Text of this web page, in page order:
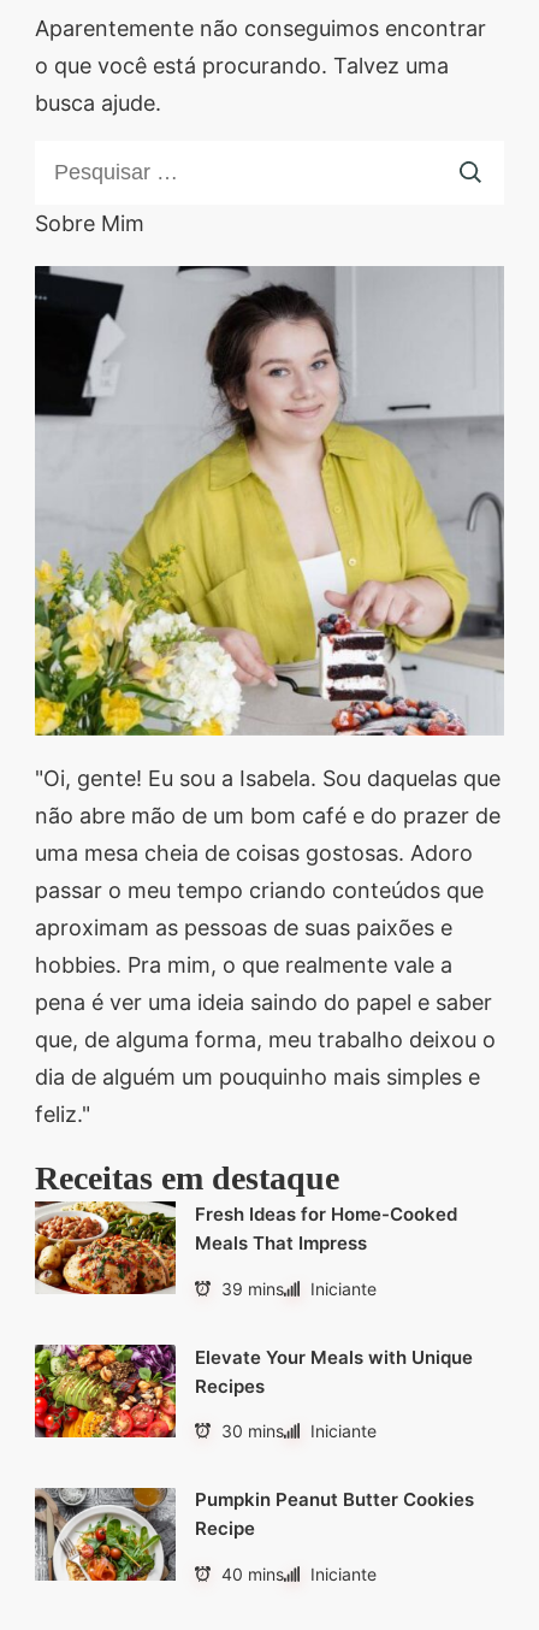
Descubra sobremesas
que vão facilitar sua
um almoço delicioso,
um jantar especial ou
sobremesas de dar água
na boca? Nós temos
tudo o que você
precisa! Explore nosso
site e descubra técnicas
culinárias incríveis,
segredos valiosos e
receitas rápidas e fáceis
que vão impressionar
todos ao seu redor.
Transforme suas
agora mesmo!
Aparentemente não conseguimos encontrar
o que você está procurando. Talvez uma
busca ajude.
Sobre Mim
"Oi, gente! Eu sou a Isabela. Sou daquelas que
não abre mão de um bom café e do prazer de
uma mesa cheia de coisas gostosas. Adoro
passar o meu tempo criando conteúdos que
aproximam as pessoas de suas paixões e
hobbies. Pra mim, o que realmente vale a
pena é ver uma ideia saindo do papel e saber
que, de alguma forma, meu trabalho deixou o
dia de alguém um pouquinho mais simples e
feliz."
Receitas em destaque
Fresh Ideas for Home-Cooked
Meals That Impress
39 mins Iniciante
Elevate Your Meals with Unique
Recipes
30 mins Iniciante
Pumpkin Peanut Butter Cookies
Recipe
40 mins Iniciante